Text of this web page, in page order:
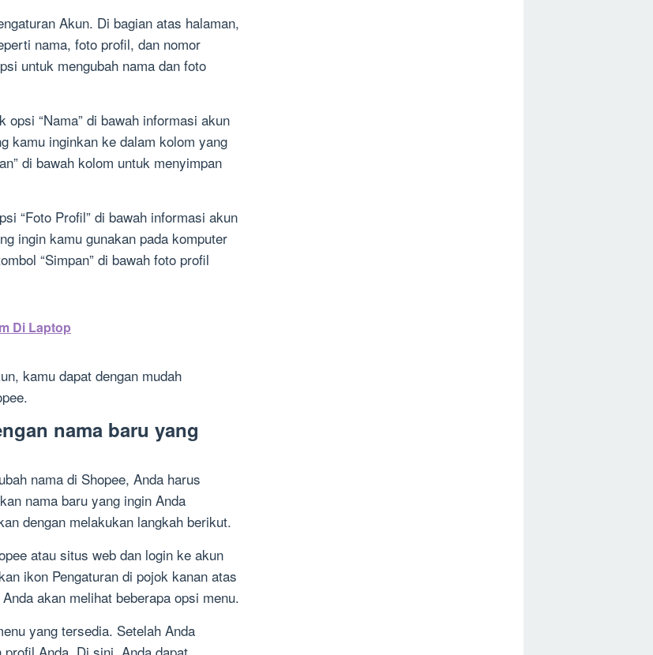
Akun. Di bagian atas halaman,
nama, foto profil, dan nomor
untuk mengubah nama dan foto
“Nama” di bawah informasi akun
kamu inginkan ke dalam kolom yang
di bawah kolom untuk menyimpan
“Foto Profil” di bawah informasi akun
ingin kamu gunakan pada komputer
“Simpan” di bawah foto profil
Di Laptop
kamu dapat dengan mudah
nama baru yang
nama di Shopee, Anda harus
nama baru yang ingin Anda
dengan melakukan langkah berikut.
atau situs web dan login ke akun
ikon Pengaturan di pojok kanan atas
akan melihat beberapa opsi menu.
yang tersedia. Setelah Anda